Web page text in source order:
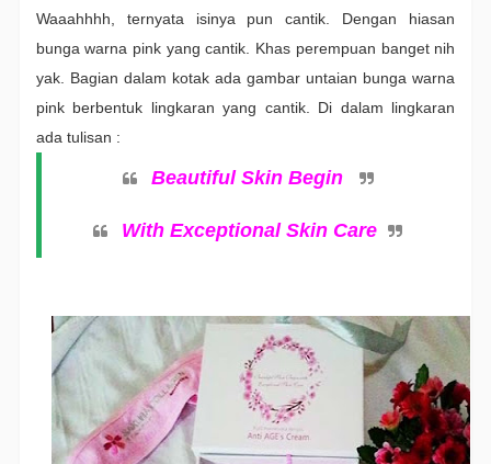
Waaahhhh, ternyata isinya pun cantik. Dengan hiasan
bunga warna pink yang cantik. Khas perempuan banget nih
yak. Bagian dalam kotak ada gambar untaian bunga warna
pink berbentuk lingkaran yang cantik. Di dalam lingkaran
ada tulisan :
Beautiful Skin Begin
With Exceptional Skin Care